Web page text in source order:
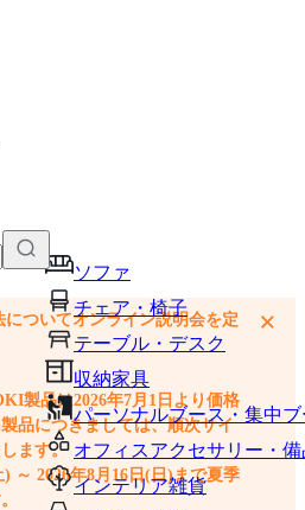
ソファ
チェア・椅子
テーブル・デスク
収納家具
パーソナルブース・集中
オフィスアクセサリー・備
インテリア雑貨
り付けて、カートに追加できます
ついてオンライン説明会を定
製品は2026年7月1日より価格
品につきましては、順次サイ
ます。
～ 2026年8月16日(日)まで夏季
×